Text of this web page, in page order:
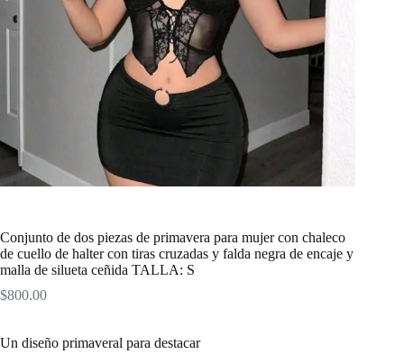
Conjunto de dos piezas de primavera para mujer con chaleco
de cuello de halter con tiras cruzadas y falda negra de encaje y
malla de silueta ceñida TALLA: S
$800.00
Un diseño primaveral para destacar